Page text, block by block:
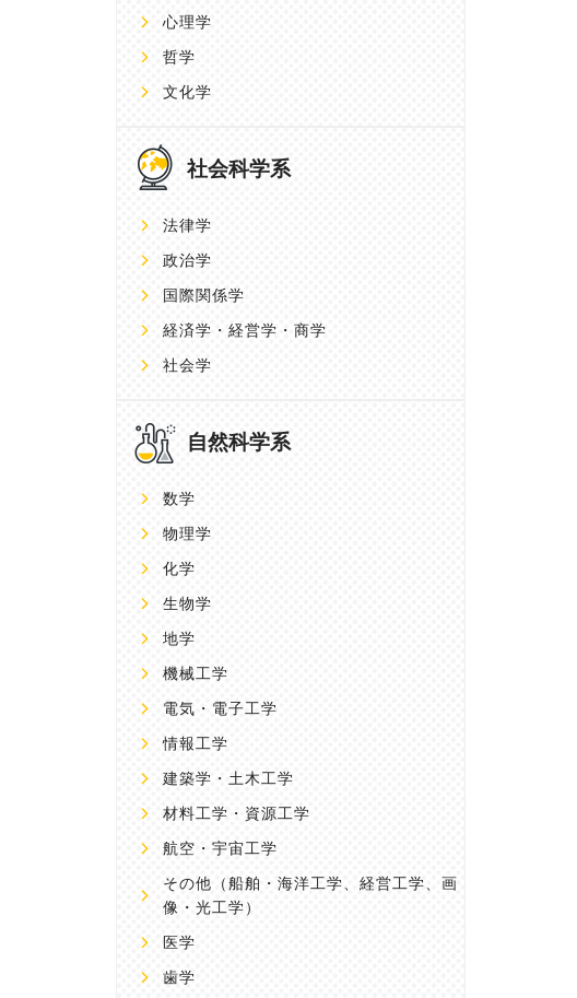
心理学
哲学
文化学
社会科学系
法律学
政治学
国際関係学
経済学・経営学・商学
社会学
自然科学系
数学
物理学
化学
生物学
地学
機械工学
電気・電子工学
情報工学
建築学・土木工学
材料工学・資源工学
航空・宇宙工学
その他 （船舶・海洋工学、経営工学、画
像・光工学）
医学
歯学